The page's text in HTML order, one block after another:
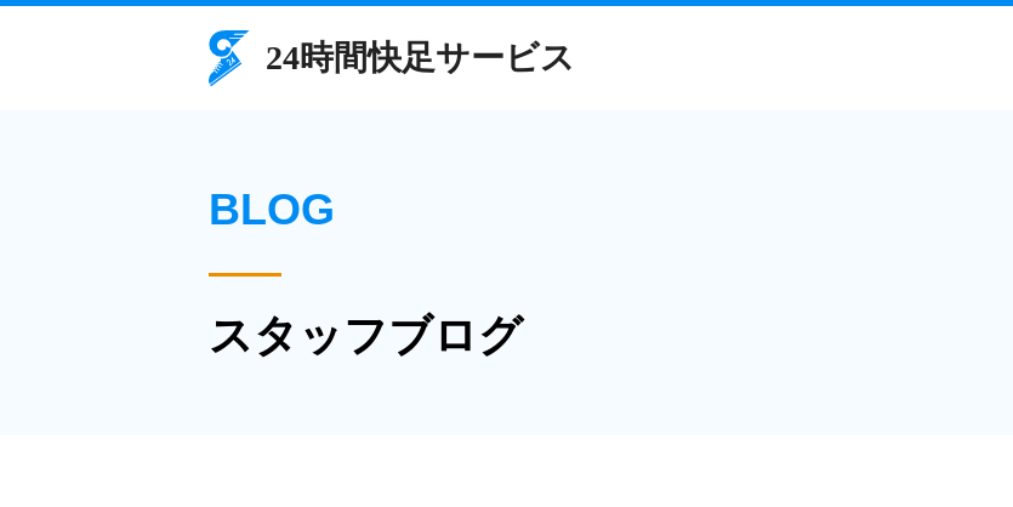
BLOG
スタッフブログ